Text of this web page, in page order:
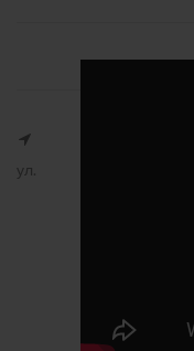
ул.